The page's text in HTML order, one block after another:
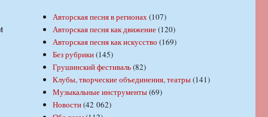
Авторская песня в регионах(107)
Авторская песня как движение(120)
Авторская песня как искусство (169)
Без рубрики(145)
Грушинский фестиваль(82)
Клубы, творческие объединения, театры(141)
Музыкальные инструменты(69)
Новости(42 062)